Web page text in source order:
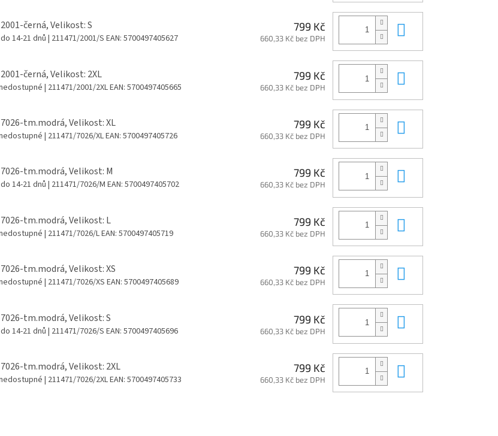
černá, Velikost: S
14-21 dnů| 211471/2001/S EAN: 5700497405627
799 Kč
660,33 Kč bez DPH
černá, Velikost: 2XL
| 211471/2001/2XLEAN: 5700497405665
799 Kč
660,33 Kč bez DPH
tm.modrá, Velikost: XL
| 211471/7026/XLEAN: 5700497405726
799 Kč
660,33 Kč bez DPH
tm.modrá, Velikost: M
14-21 dnů| 211471/7026/M EAN: 5700497405702
799 Kč
660,33 Kč bez DPH
tm.modrá, Velikost: L
| 211471/7026/LEAN: 5700497405719
799 Kč
660,33 Kč bez DPH
tm.modrá, Velikost: XS
| 211471/7026/XS EAN: 5700497405689
799 Kč
660,33 Kč bez DPH
tm.modrá, Velikost: S
14-21 dnů| 211471/7026/S EAN: 5700497405696
799 Kč
660,33 Kč bez DPH
tm.modrá, Velikost: 2XL
| 211471/7026/2XLEAN: 5700497405733
799 Kč
660,33 Kč bez DPH